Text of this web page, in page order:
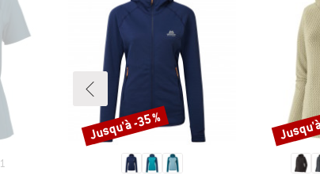
1
Remise
Jusqu'à -35 % Remise